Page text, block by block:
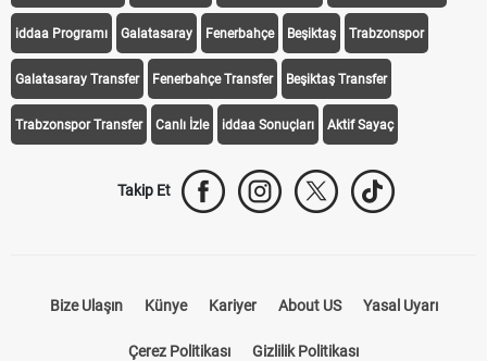
Transfer Haberleri TV'de Bugün Süper Lig Fikstür Süper Lig Haberleri
iddaa Programı Galatasaray Fenerbahçe Beşiktaş Trabzonspor
Galatasaray Transfer Fenerbahçe Transfer Beşiktaş Transfer
Trabzonspor Transfer Canlı İzle iddaa Sonuçları Aktif Sayaç